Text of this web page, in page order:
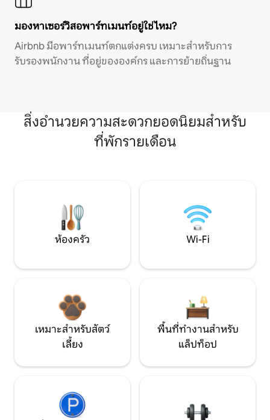
มองหาเซอร์วิสอพาร์ทเมนท์อยู่ใช่ไหม?
Airbnb มีอพาร์ทเมนท์ตกแต่งครบ เหมาะสำหรับการ
รับรองพนักงาน ที่อยู่ขององค์กร และการย้ายถิ่นฐาน
สิ่งอำนวยความสะดวกยอดนิยมสำหรับ
ที่พักรายเดือน
ห้องครัว Wi-Fi
เหมาะสำหรับสัตว์
เลี้ยง
พื้นที่ทำงานสำหรับ
แล็ปท็อป